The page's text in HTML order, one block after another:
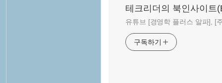
테크리더의 북인사이트
유튜브 [경영학 플러스 알파], [
구독하기